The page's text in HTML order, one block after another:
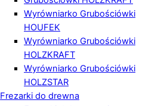
Wyrówniarko Grubościówki
HOUFEK
Wyrówniarko Grubościówki
HOLZKRAFT
Wyrówniarko Grubościówki
HOLZSTAR
Frezarki do drewna